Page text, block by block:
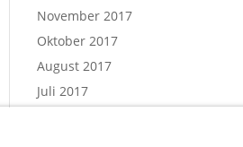
November 2017
Oktober 2017
August 2017
Juli 2017